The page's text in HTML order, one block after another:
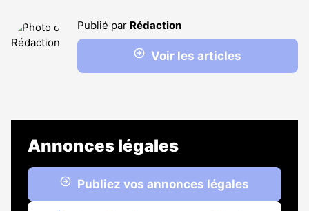
Publié par Rédaction
Voir les articles
Annonces légales
Publiez vos annonces légales